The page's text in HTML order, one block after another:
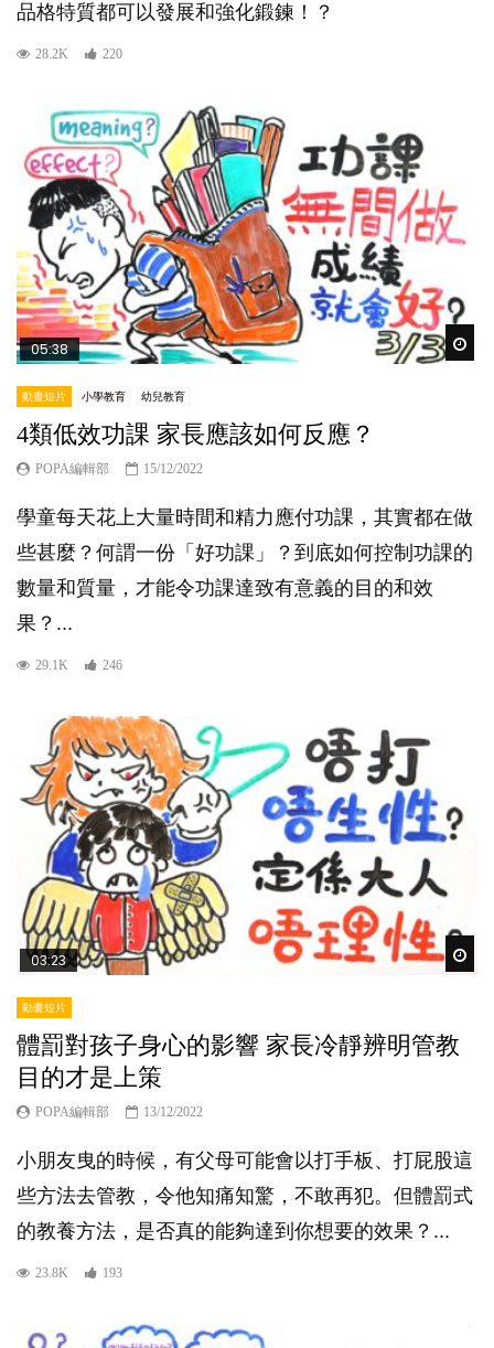
品格特質都可以發展和強化鍛鍊！？
28.2K 220
05:38
動畫短片 小學教育 幼兒教育
4類低效功課 家長應該如何反應？
POPA編輯部 15/12/2022
學童每天花上大量時間和精力應付功課，其實都在做
些甚麼？何謂一份「好功課」？到底如何控制功課的
數量和質量，才能令功課達致有意義的目的和效
果？...
29.1K 246
03:23
動畫短片
體罰對孩子身心的影響 家長冷靜辨明管教
目的才是上策
POPA編輯部 13/12/2022
小朋友曳的時候，有父母可能會以打手板、打屁股這
些方法去管教，令他知痛知驚，不敢再犯。但體罰式
的教養方法，是否真的能夠達到你想要的效果？...
23.8K 193